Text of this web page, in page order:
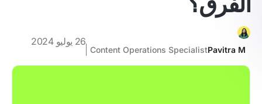
Pavitra M
Content Operations Specialist
26 يوليو 2024